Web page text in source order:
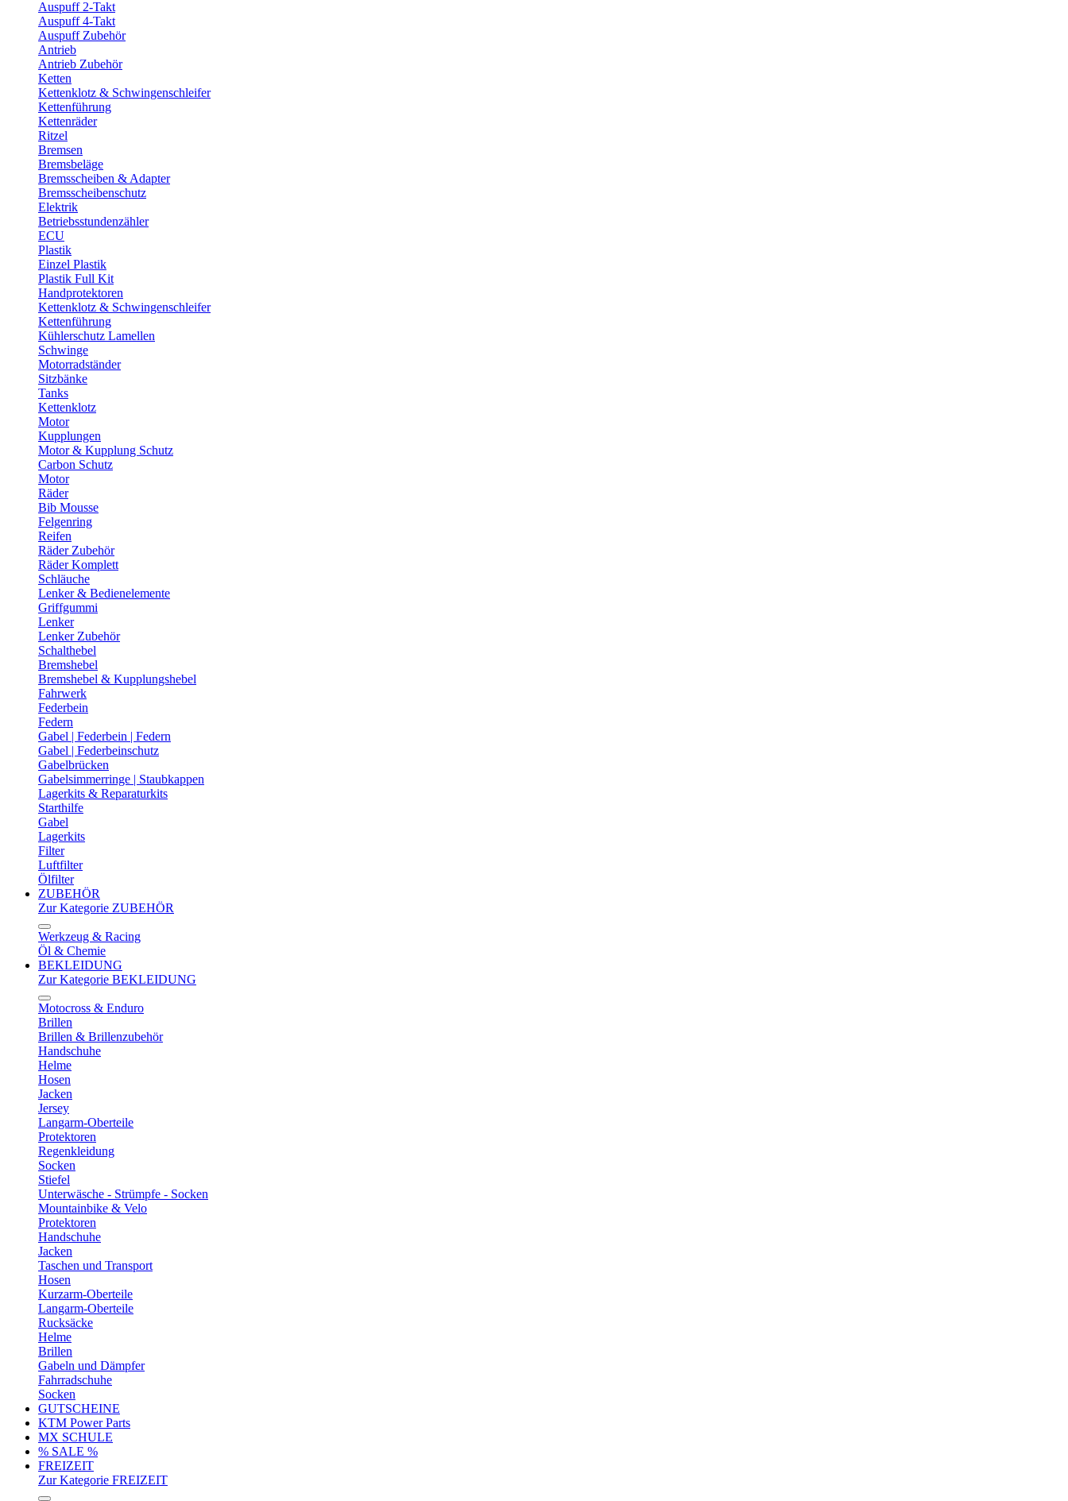
Auspuff 2-Takt
Auspuff 4-Takt
Auspuff Zubehör
Antrieb
Antrieb Zubehör
Ketten
Kettenklotz & Schwingenschleifer
Kettenführung
Kettenräder
Ritzel
Bremsen
Bremsbeläge
Bremsscheiben & Adapter
Bremsscheibenschutz
Elektrik
Betriebsstundenzähler
ECU
Plastik
Einzel Plastik
Plastik Full Kit
Handprotektoren
Kettenklotz & Schwingenschleifer
Kettenführung
Kühlerschutz Lamellen
Schwinge
Motorradständer
Sitzbänke
Tanks
Kettenklotz
Motor
Kupplungen
Motor & Kupplung Schutz
Carbon Schutz
Motor
Räder
Bib Mousse
Felgenring
Reifen
Räder Zubehör
Räder Komplett
Schläuche
Lenker & Bedienelemente
Griffgummi
Lenker
Lenker Zubehör
Schalthebel
Bremshebel
Bremshebel & Kupplungshebel
Fahrwerk
Federbein
Federn
Gabel | Federbein | Federn
Gabel | Federbeinschutz
Gabelbrücken
Gabelsimmerringe | Staubkappen
Lagerkits & Reparaturkits
Starthilfe
Gabel
Lagerkits
Filter
Luftfilter
Ölfilter
ZUBEHÖR
Zur Kategorie ZUBEHÖR
Werkzeug & Racing
Öl & Chemie
BEKLEIDUNG
Zur Kategorie BEKLEIDUNG
Motocross & Enduro
Brillen
Brillen & Brillenzubehör
Handschuhe
Helme
Hosen
Jacken
Jersey
Langarm-Oberteile
Protektoren
Regenkleidung
Socken
Stiefel
Unterwäsche - Strümpfe - Socken
Mountainbike & Velo
Protektoren
Handschuhe
Jacken
Taschen und Transport
Hosen
Kurzarm-Oberteile
Langarm-Oberteile
Rucksäcke
Helme
Brillen
Gabeln und Dämpfer
Fahrradschuhe
Socken
GUTSCHEINE
KTM Power Parts
MX SCHULE
% SALE %
FREIZEIT
Zur Kategorie FREIZEIT